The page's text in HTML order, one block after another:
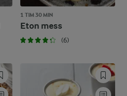
1 TIM 30 MIN
Eton mess
(6)